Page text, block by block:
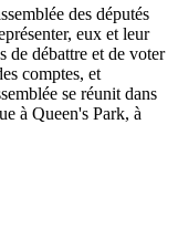
des députés
eux et leur
de débattre et de voter
comptes, et
se réunit dans
à Queen's Park, à